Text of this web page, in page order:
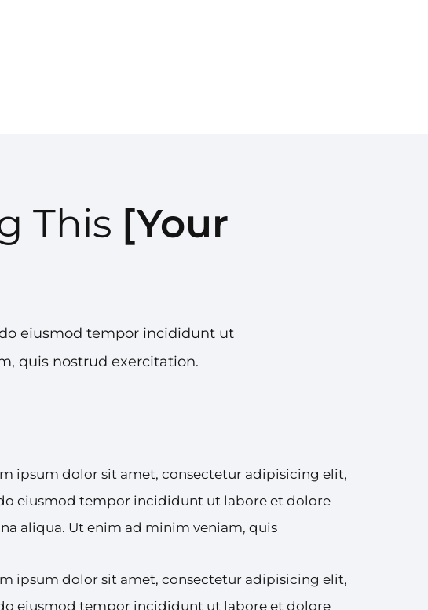
This [Your
eiusmod tempor incididunt ut
quis nostrud exercitation.
ipsum dolor sit amet, consectetur adipisicing elit,
eiusmod tempor incididunt ut labore et dolore
aliqua. Ut enim ad minim veniam, quis
ipsum dolor sit amet, consectetur adipisicing elit,
eiusmod tempor incididunt ut labore et dolore